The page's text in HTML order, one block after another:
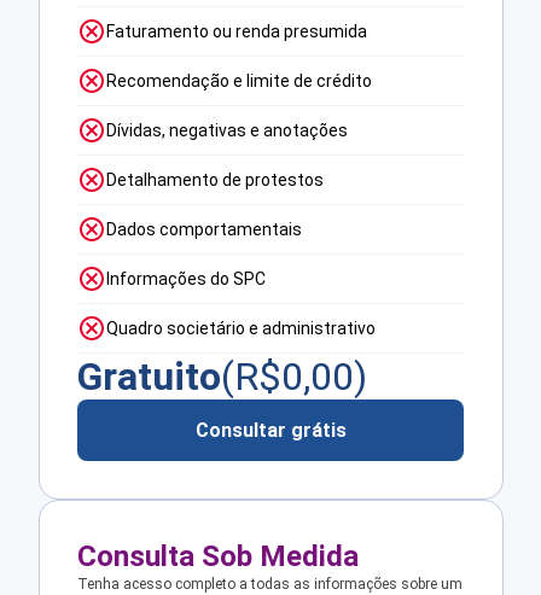
Faturamento ou renda presumida
Recomendação e limite de crédito
Dívidas, negativas e anotações
Detalhamento de protestos
Dados comportamentais
Informações do SPC
Quadro societário e administrativo
Gratuito(R$0,00)
Consultar grátis
Consulta Sob Medida
Tenha acesso completo a todas as informações sobre um